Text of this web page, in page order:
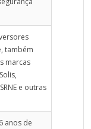
também
marcas
e outras
anos de